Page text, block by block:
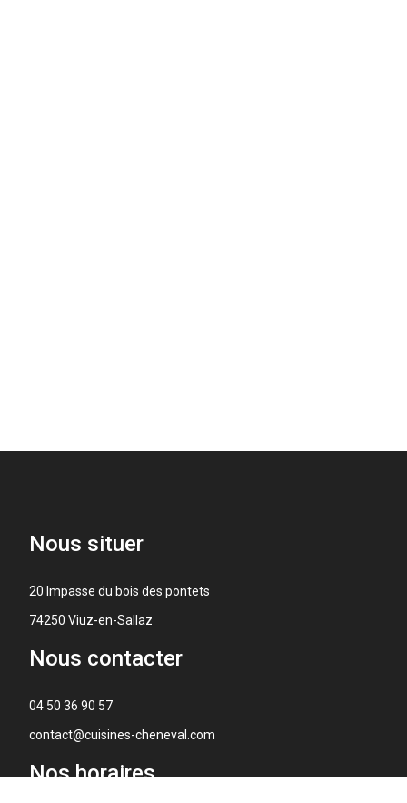
Nous situer
20 Impasse du bois des pontets
74250 Viuz-en-Sallaz
Nous contacter
04 50 36 90 57
contact@cuisines-cheneval.com
Nos horaires